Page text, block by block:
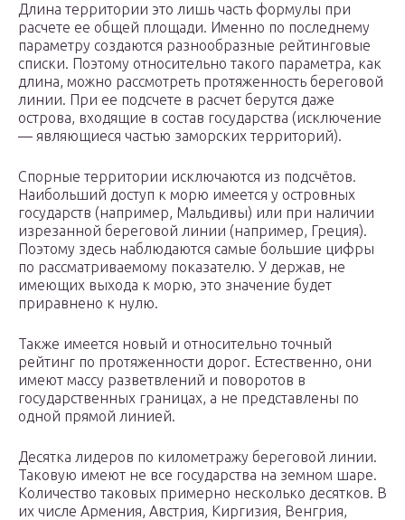
Длина территории это лишь часть формулы при
расчете ее общей площади. Именно по последнему
параметру создаются разнообразные рейтинговые
списки. Поэтому относительно такого параметра, как
длина, можно рассмотреть протяженность береговой
линии. При ее подсчете в расчет берутся даже
острова, входящие в состав государства (исключение
— являющиеся частью заморских территорий).
Спорные территории исключаются из подсчётов.
Наибольший доступ к морю имеется у островных
государств (например, Мальдивы) или при наличии
изрезанной береговой линии (например, Греция).
Поэтому здесь наблюдаются самые большие цифры
по рассматриваемому показателю. У держав, не
имеющих выхода к морю, это значение будет
приравнено к нулю.
Также имеется новый и относительно точный
рейтинг по протяженности дорог. Естественно, они
имеют массу разветвлений и поворотов в
государственных границах, а не представлены по
одной прямой линией.
Десятка лидеров по километражу береговой линии.
Таковую имеют не все государства на земном шаре.
Количество таковых примерно несколько десятков. В
их числе Армения, Австрия, Киргизия, Венгрия,